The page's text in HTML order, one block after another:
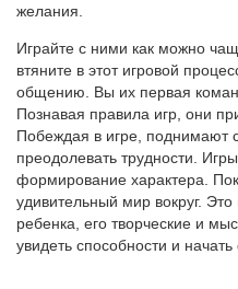
желания.
Играйте с ними как можно
втяните в этот игровой
общению. Вы их первая
Познавая правила игр, они
Побеждая в игре, поднимают
преодолевать трудности.
формирование характера.
удивительный мир вокруг.
ребенка, его творческие и
увидеть способности и